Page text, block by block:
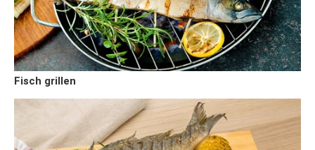
Fisch grillen